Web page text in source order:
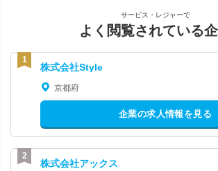
サービス・レジャーで
よく閲覧されている
株式会社Style
京都府
企業の求人情報を見る
株式会社アックス